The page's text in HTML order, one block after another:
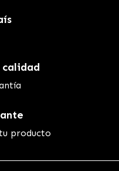
calidad
producto